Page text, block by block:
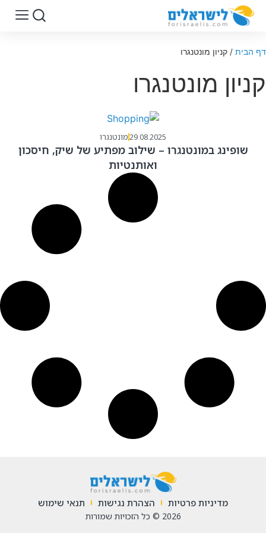
דף הבית / קניון מונטנגרו
קניון מונטנגרו
29.08.2025מונטנגרו
שופינג במונטנגרו – שילוב מפתיע של שיק, חיסכון
ואותנטיות
מדיניות פרטיות הצהרת נגישות תנאי שימוש
2026 © כל הזכויות שמורות